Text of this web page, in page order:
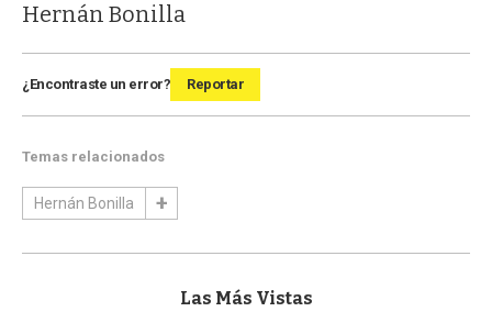
Hernán Bonilla
¿Encontraste un error? Reportar
Temas relacionados
Hernán Bonilla
Las Más Vistas